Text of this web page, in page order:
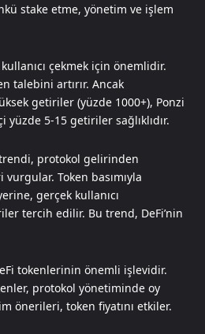
stake etme, yönetim ve işlem
çekmek için önemlidir.
talebini artırır. Ancak
getiriler (yüzde 1000+), Ponzi
yüzde 5-15 getiriler sağlıklıdır.
protokol gelirinden
Token basımıyla
gerçek kullanıcı
tercih edilir. Bu trend, DeFi’nin
tokenlerinin önemli işlevidir.
protokol yönetiminde oy
önerileri, token fiyatını etkiler.